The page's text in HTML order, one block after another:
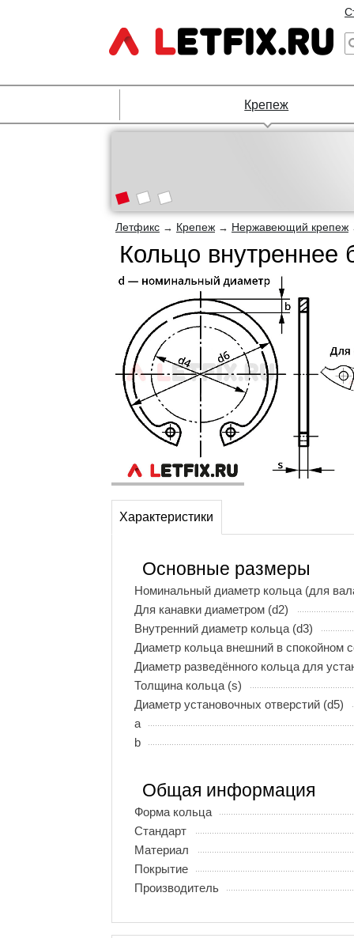
Крепеж
Летфикс → Крепеж → Нержавеющий крепеж
Кольцо
Характеристики
Основные размеры
Номинальный диаметр кольца (для
Для канавки диаметром (d2)
Внутренний диаметр кольца (d3)
Диаметр кольца внешний в спокойном
Диаметр разведённого кольца для
Толщина кольца (s)
Диаметр установочных отверстий (d5)
a
b
Общая информация
Форма кольца
Стандарт
Материал
Покрытие
Производитель